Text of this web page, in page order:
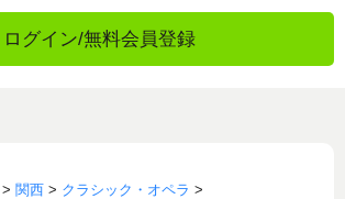
ログイン/無料会員登録
> 関西 > クラシック・オペラ >